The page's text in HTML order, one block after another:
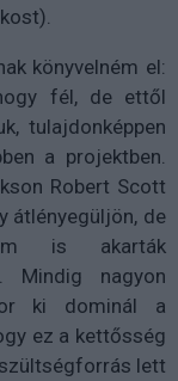
könyvelném el:
fél, de ettől
tulajdonképpen
a projektben.
Robert Scott
átlényegüljön, de
is akarták
Mindig nagyon
ki dominál a
ez a kettősség
lett